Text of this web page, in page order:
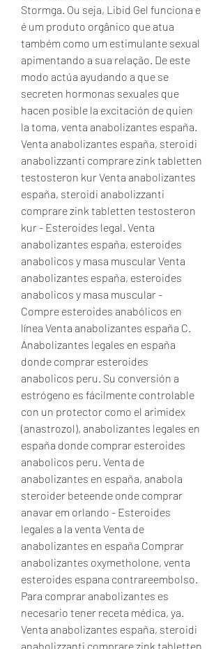
Stormga. Ou seja, Libid Gel funciona e
é um produto orgânico que atua
também como um estimulante sexual
apimentando a sua relação. De este
modo actúa ayudando a que se
secreten hormonas sexuales que
hacen posible la excitación de quien
la toma, venta anabolizantes españa.
Venta anabolizantes españa, steroidi
anabolizzanti comprare zink tabletten
testosteron kur Venta anabolizantes
españa, steroidi anabolizzanti
comprare zink tabletten testosteron
kur - Esteroides legal. Venta
anabolizantes españa, esteroides
anabolicos y masa muscular Venta
anabolizantes españa, esteroides
anabolicos y masa muscular -
Compre esteroides anabólicos en
línea Venta anabolizantes españa C.
Anabolizantes legales en españa
donde comprar esteroides
anabolicos peru. Su conversión a
estrógeno es fácilmente controlable
con un protector como el arimidex
(anastrozol), anabolizantes legales en
españa donde comprar esteroides
anabolicos peru. Venta de
anabolizantes en españa, anabola
steroider beteende onde comprar
anavar em orlando - Esteroides
legales a la venta Venta de
anabolizantes en españa Comprar
anabolizantes oxymetholone, venta
esteroides espana contrareembolso.
Para comprar anabolizantes es
necesario tener receta médica, ya.
Venta anabolizantes españa, steroidi
anabolizzanti comprare zink tabletten